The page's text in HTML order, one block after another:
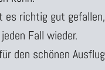
es richtig gut
Fall wieder.
den schönen